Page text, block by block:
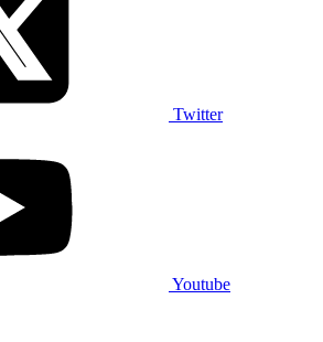
Twitter
Youtube